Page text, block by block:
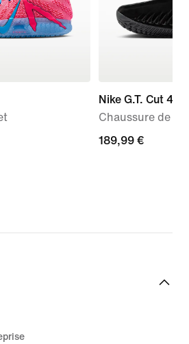
Nike G.T. Cut 4
Chaussure de
189,99 €
189,99 €